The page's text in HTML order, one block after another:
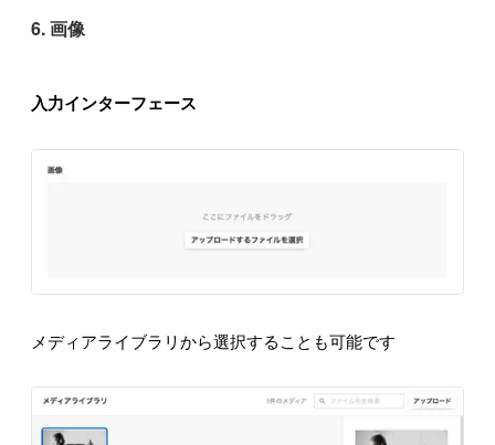
6. 画像
入力インターフェース
メディアライブラリから選択することも可能です